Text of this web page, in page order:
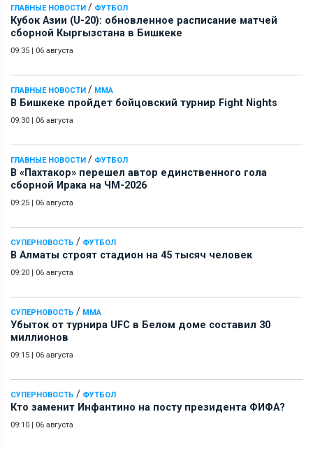
ГЛАВНЫЕ НОВОСТИ / ФУТБОЛ
Кубок Азии (U-20): обновленное расписание матчей
сборной Кыргызстана в Бишкеке
09:35 | 06 августа
ГЛАВНЫЕ НОВОСТИ / ММА
В Бишкеке пройдет бойцовский турнир Fight Nights
09:30 | 06 августа
ГЛАВНЫЕ НОВОСТИ / ФУТБОЛ
В «Пахтакор» перешел автор единственного гола
сборной Ирака на ЧМ-2026
09:25 | 06 августа
СУПЕРНОВОСТЬ / ФУТБОЛ
В Алматы строят стадион на 45 тысяч человек
09:20 | 06 августа
СУПЕРНОВОСТЬ / ММА
Убыток от турнира UFC в Белом доме составил 30
миллионов
09:15 | 06 августа
СУПЕРНОВОСТЬ / ФУТБОЛ
Кто заменит Инфантино на посту президента ФИФА?
09:10 | 06 августа